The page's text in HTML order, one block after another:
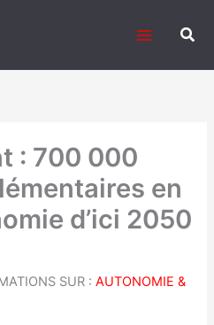
: 700 000
en
d’ici 2050
SUR :AUTONOMIE &